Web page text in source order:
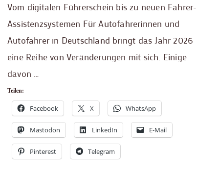
Vom digitalen Führerschein bis zu neuen Fahrer-
Assistenzsystemen Für Autofahrerinnen und
Autofahrer in Deutschland bringt das Jahr 2026
eine Reihe von Veränderungen mit sich. Einige
davon …
Teilen:
Facebook X WhatsApp
Mastodon LinkedIn E-Mail
Pinterest Telegram